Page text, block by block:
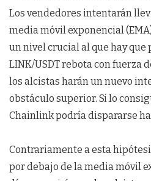
Los vendedores intentarán
media móvil exponencial
un nivel crucial al que hay que
LINK/USDT rebota con fuerza
los alcistas harán un nuevo
obstáculo superior. Si lo
Chainlink podría dispararse
Contrariamente a esta
por debajo de la media móvil